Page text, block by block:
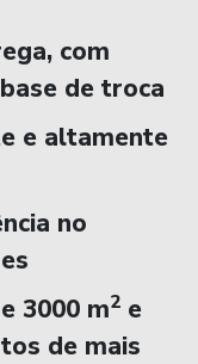
com
de troca
e altamente
no
3000 m2 e
de mais